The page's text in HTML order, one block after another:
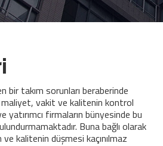
takım sorunları beraberinde
maliyet, vakit ve kalitenin kontrol
firmaların bünyesinde bu
Buna bağlı olarak
kalitenin düşmesi kaçınılmaz